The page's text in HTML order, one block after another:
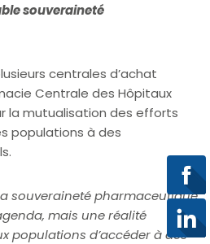
souveraineté
centrales d’achat
Centrale des Hôpitaux
la mutualisation des efforts
populations à des
souveraineté pharmaceutique
mais une réalité
populations d’accéder à des